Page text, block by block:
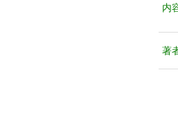
内
著